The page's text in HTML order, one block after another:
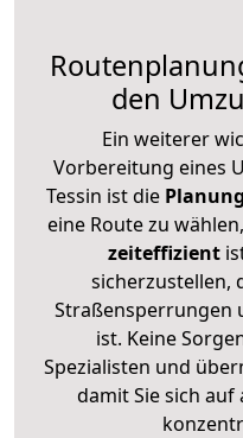
den
Ein weiterer
Vorbereitung eines
Tessin ist die
eine Route zu
zeiteffizient
sicherzustellen,
Straßensperrungen
ist. Keine
Spezialisten und
damit Sie sich auf